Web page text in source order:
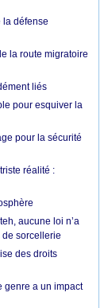
la défense
la route migratoire
liés
pour esquiver la
pour la sécurité
réalité :
aucune loi n’a
sorcellerie
des droits
genre a un impact